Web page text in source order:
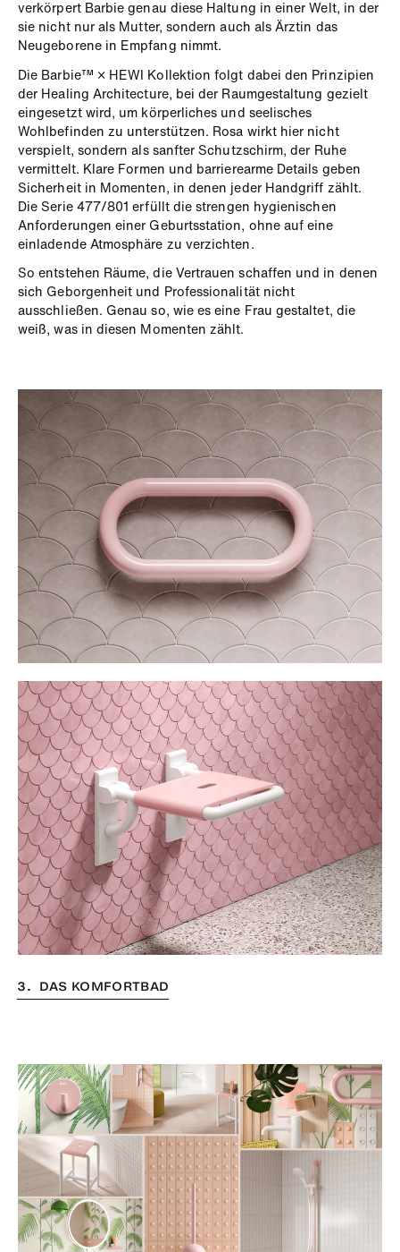
verkörpert Barbie genau diese Haltung in einer Welt, in der
sie nicht nur als Mutter, sondern auch als Ärztin das
Neugeborene in Empfang nimmt.
Die Barbie™ × HEWI Kollektion folgt dabei den Prinzipien
der Healing Architecture, bei der Raumgestaltung gezielt
eingesetzt wird, um körperliches und seelisches
Wohlbefinden zu unterstützen. Rosa wirkt hier nicht
verspielt, sondern als sanfter Schutzschirm, der Ruhe
vermittelt. Klare Formen und barrierearme Details geben
Sicherheit in Momenten, in denen jeder Handgriff zählt.
Die Serie 477/801 erfüllt die strengen hygienischen
Anforderungen einer Geburtsstation, ohne auf eine
einladende Atmosphäre zu verzichten.
So entstehen Räume, die Vertrauen schaffen und in denen
sich Geborgenheit und Professionalität nicht
ausschließen. Genau so, wie es eine Frau gestaltet, die
weiß, was in diesen Momenten zählt.
3. DAS KOMFORTBAD